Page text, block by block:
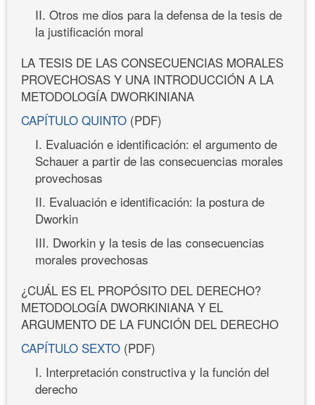
II. Otros me dios para la defensa de la tesis de
la justificación moral
LA TESIS DE LAS CONSECUENCIAS MORALES
PROVECHOSAS Y UNA INTRODUCCIÓN A LA
METODOLOGÍA DWORKINIANA
CAPÍTULO QUINTO (PDF)
I. Evaluación e identificación: el argumento de
Schauer a partir de las consecuencias morales
provechosas
II. Evaluación e identificación: la postura de
Dworkin
III. Dworkin y la tesis de las consecuencias
morales provechosas
¿CUÁL ES EL PROPÓSITO DEL DERECHO?
METODOLOGÍA DWORKINIANA Y EL
ARGUMENTO DE LA FUNCIÓN DEL DERECHO
CAPÍTULO SEXTO (PDF)
I. Interpretación constructiva y la función del
derecho